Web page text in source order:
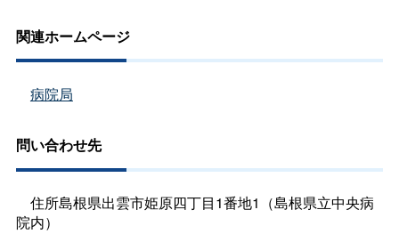
関連ホームページ
病院局
問い合わせ先
住所島根県出雲市姫原四丁目1番地1（島根県立中央病
院内）